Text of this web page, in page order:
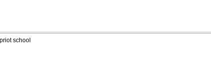
school